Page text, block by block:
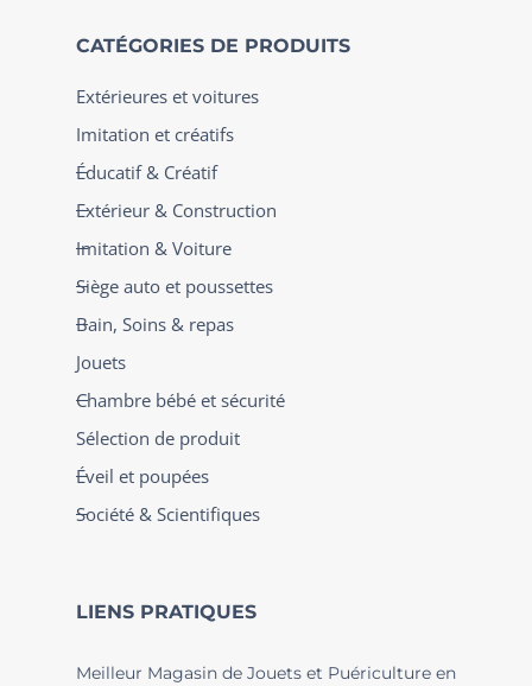
CATÉGORIES DE PRODUITS
Extérieures et voitures
Imitation et créatifs
Éducatif & Créatif
Extérieur & Construction
Imitation & Voiture
Siège auto et poussettes
Bain, Soins & repas
Jouets
Chambre bébé et sécurité
Sélection de produit
Éveil et poupées
Société & Scientifiques
LIENS PRATIQUES
Meilleur Magasin de Jouets et Puériculture en